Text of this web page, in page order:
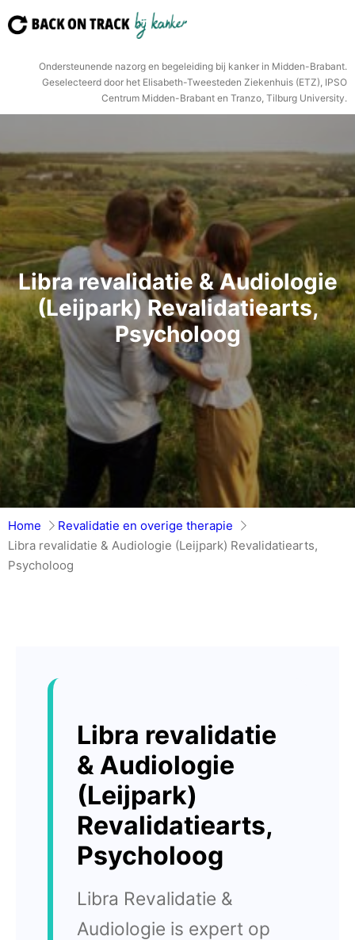
naar
Ondersteunende nazorg en begeleiding bij kanker in Midden-Brabant.
Geselecteerd door het Elisabeth-Tweesteden Ziekenhuis (ETZ), IPSO
Centrum Midden-Brabant en Tranzo, Tilburg University.
Libra revalidatie & Audiologie
(Leijpark) Revalidatiearts,
Psycholoog
Home
Revalidatie en overige therapie
Libra revalidatie & Audiologie (Leijpark) Revalidatiearts,
Psycholoog
Libra revalidatie
& Audiologie
(Leijpark)
Revalidatiearts,
Psycholoog
Libra Revalidatie &
Audiologie is expert op